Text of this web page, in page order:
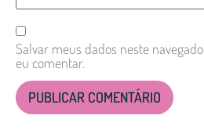
Salvar meus dados neste
eu comentar.